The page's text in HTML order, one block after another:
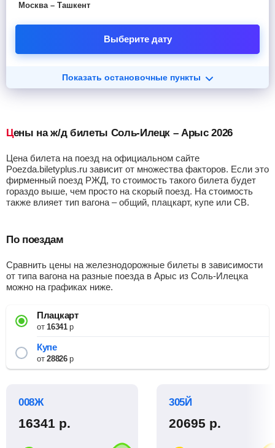
Москва – Ташкент
Выберите дату
Показать остановочные пункты
Цены на ж/д билеты Соль-Илецк – Арыс 2026
Цена билета на поезд на официальном сайте
Poezda.biletyplus.ru зависит от множества факторов. Если это
фирменный поезд РЖД, то стоимость такого билета будет
гораздо выше, чем просто на скорый поезд. На стоимость
также влияет тип вагона – общий, плацкарт, купе или СВ.
По поездам
Сравнить цены на железнодорожные билеты в зависимости
от типа вагона на разные поезда в Арыс из Соль-Илецка
можно на графиках ниже.
Плацкарт
от16341р
Купе
от28826р
008Ж
16341 р.
305Й
20695 р.